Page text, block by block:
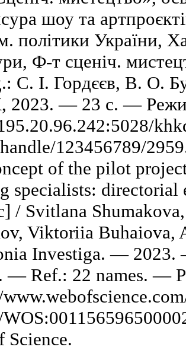
шоу та
політики України,
Ф-т сценіч.
С. І. Гордєєв, В. О.
— 23 с. —
123456789/
of the pilot
specialists: directorial
/ Svitlana
Viktoriia Buhaiova,
Investiga. —
— Ref.: 22 names. —
Science.